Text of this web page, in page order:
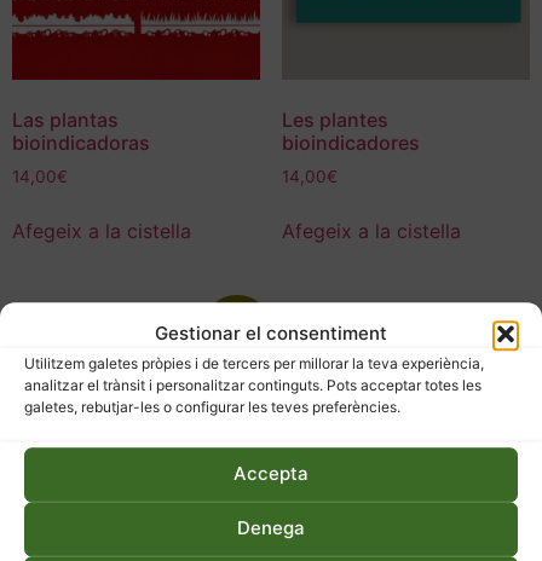
Gestionar el consentiment
Utilitzem galetes pròpies i de tercers per millorar la teva experiència,
analitzar el trànsit i personalitzar continguts. Pots acceptar totes les
galetes, rebutjar-les o configurar les teves preferències.
Accepta
Denega
Las plantas
bioindicadoras
14,00€
Afegeix a la cistella
Les plantes
bioindicadores
14,00€
Afegeix a la cistella
Oferta!